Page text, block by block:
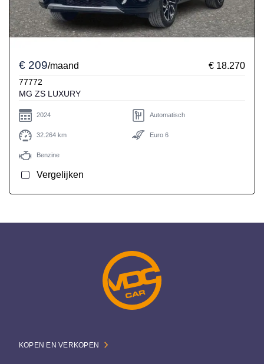
€ 209/maand € 18.270
77772
MG ZS LUXURY
2024 Automatisch
32.264 km Euro 6
Benzine
Vergelijken
KOPEN EN VERKOPEN